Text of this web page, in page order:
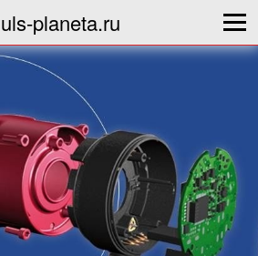
planeta.ru